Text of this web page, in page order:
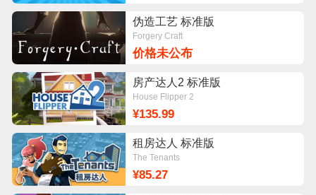
伪造工艺 标准版
Forgery Craft
价格未公布
房产达人2 标准版
House Flipper 2
¥135.99
租房达人 标准版
The Tenants
¥85.27